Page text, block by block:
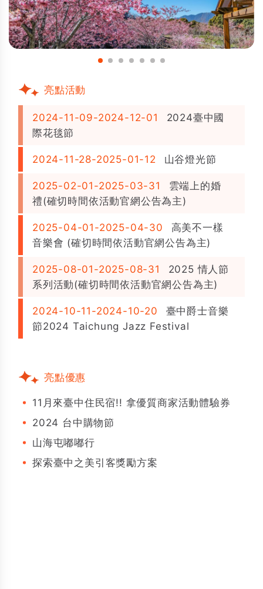
亮點活動
2024-11-09-2024-12-01
2024臺中國
際花毯節
2024-11-28-2025-01-12 山谷燈光節
2025-02-01-2025-03-31
雲端上的婚
禮(確切時間依活動官網公告為主)
2025-04-01-2025-04-30
高美不一樣
音樂會 (確切時間依活動官網公告為主)
2025-08-01-2025-08-31
2025 情人節
系列活動(確切時間依活動官網公告為主)
2024-10-11-2024-10-20
臺中爵士音樂
節2024 Taichung Jazz Festival
亮點優惠
11月來臺中住民宿!! 拿優質商家活動體驗券
2024 台中購物節
山海屯嘟嘟行
探索臺中之美引客獎勵方案